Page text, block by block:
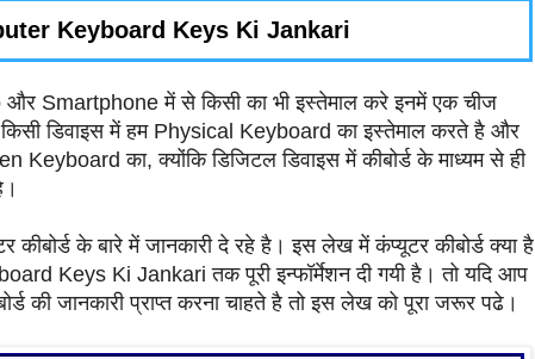
Keyboard Keys Ki Jankari
Smartphone में से किसी का भी इस्तेमाल करे इनमें एक चीज
किसी डिवाइस में हम Physical Keyboard का इस्तेमाल करते है और
Keyboard का, क्योंकि डिजिटल डिवाइस में कीबोर्ड के माध्यम से ही
के बारे में जानकारी दे रहे है। इस लेख में कंप्यूटर कीबोर्ड क्या है
Keys Ki Jankari तक पूरी इन्फॉर्मेशन दी गयी है। तो यदि आप
की जानकारी प्राप्त करना चाहते है तो इस लेख को पूरा जरूर पढे।